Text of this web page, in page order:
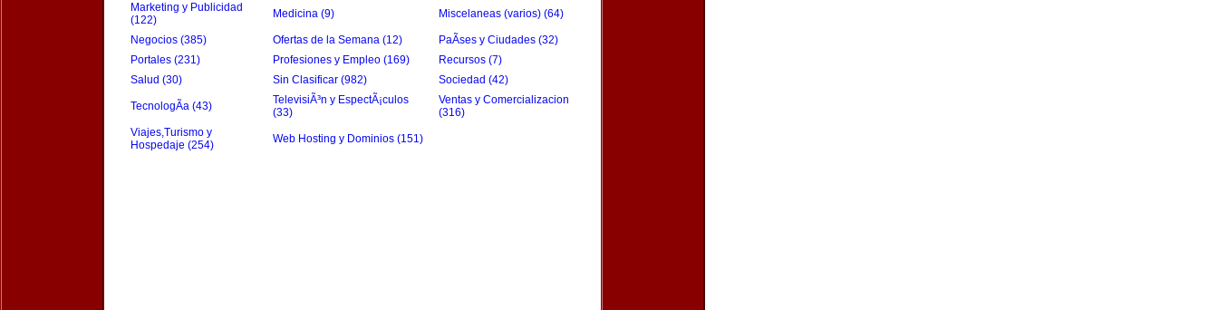
Marketing y Publicidad
(122)
Medicina (9) Miscelaneas (varios) (64)
Negocios (385) Ofertas de la Semana (12)
PaÃ­ses y Ciudades (32)
Portales (231)
Profesiones y Empleo (169)
Recursos (7)
Salud (30)
Sin Clasificar (982) Sociedad (42)
TecnologÃ­a (43)
TelevisiÃ³n y EspectÃ¡culos
(33)
Ventas y Comercializacion
(316)
Viajes,Turismo y
Hospedaje (254)
Web Hosting y Dominios (151)